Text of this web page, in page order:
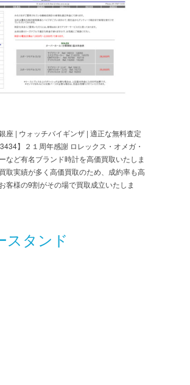
座 | ウォッチバイギンザ | 適正な無料査定
】２１周年感謝 ロレックス・オメガ・
など有名ブランド時計を高価買取いたしま
取実績が多く高価買取のため、成約率も高
客様の9割がその場で買取成立いたしま
スタンド